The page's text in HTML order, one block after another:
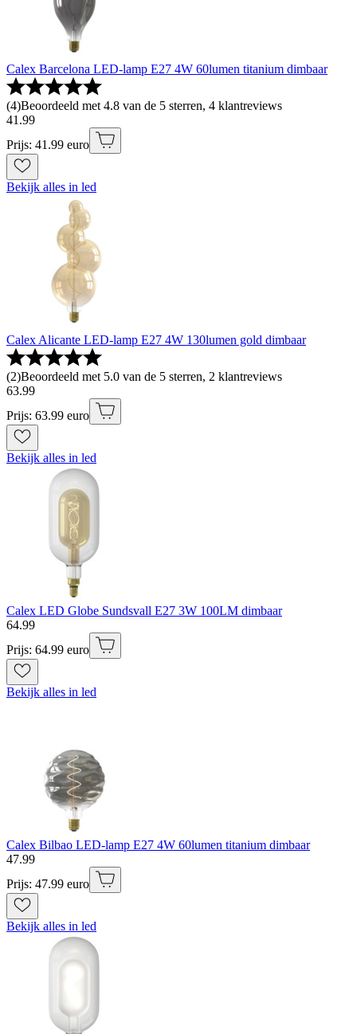
Calex Barcelona LED-lamp E27 4W 60lumen titanium dimbaar
(4)Beoordeeld met 4.8 van de 5 sterren, 4 klantreviews
41 .99
Prijs: 41.99 euro
Bekijk alles in led
Calex Alicante LED-lamp E27 4W 130lumen gold dimbaar
(2)Beoordeeld met 5.0 van de 5 sterren, 2 klantreviews
63.99
Prijs: 63.99 euro
Bekijk alles in led
Calex LED Globe Sundsvall E27 3W 100LM dimbaar
64.99
Prijs: 64.99 euro
Bekijk alles in led
Calex Bilbao LED-lamp E27 4W 60lumen titanium dimbaar
47.99
Prijs: 47.99 euro
Bekijk alles in led